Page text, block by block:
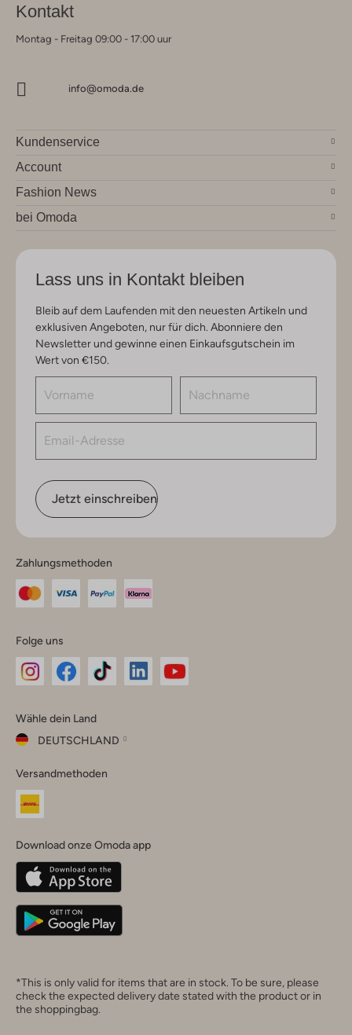
Kontakt
Montag - Freitag 09:00 - 17:00 uur
info@omoda.de
Kundenservice
Account
Fashion News
bei Omoda
Lass uns in Kontakt bleiben
Bleib auf dem Laufenden mit den neuesten Artikeln und
exklusiven Angeboten, nur für dich. Abonniere den
Newsletter und gewinne einen Einkaufsgutschein im
Wert von €150.
Jetzt einschreiben
Zahlungsmethoden
Folge uns
Instagram
Facebook
TikTok
Wähle dein Land
DEUTSCHLAND
dein
Land
Belgique(Français)
Deutschland
Versandmethoden
Download onze Omoda app
*This is only valid for items that are in stock. To be sure, please
check the expected delivery date stated with the product or in
the shoppingbag.